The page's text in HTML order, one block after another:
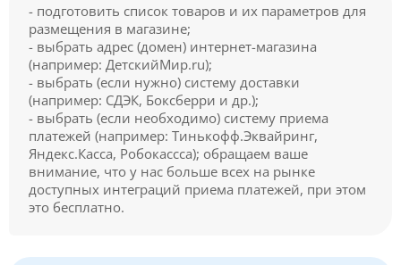
- подготовить список товаров и их параметров для
размещения в магазине;
- выбрать адрес (домен) интернет-магазина
(например: ДетскийМир.ru);
- выбрать (если нужно) систему доставки
(например: СДЭК, Боксберри и др.);
- выбрать (если необходимо) систему приема
платежей (например: Тинькофф.Эквайринг,
Яндекс.Касса, Робокассса); обращаем ваше
внимание, что у нас больше всех на рынке
доступных интеграций приема платежей, при этом
это бесплатно.